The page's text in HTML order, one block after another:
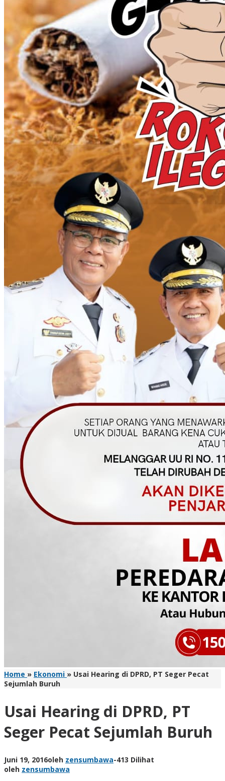
Home » Ekonomi » Usai Hearing di DPRD, PT Seger Pecat
Sejumlah Buruh
Usai Hearing di DPRD, PT
Seger Pecat Sejumlah Buruh
Juni 19, 2016oleh zensumbawa-413 Dilihat
oleh zensumbawa